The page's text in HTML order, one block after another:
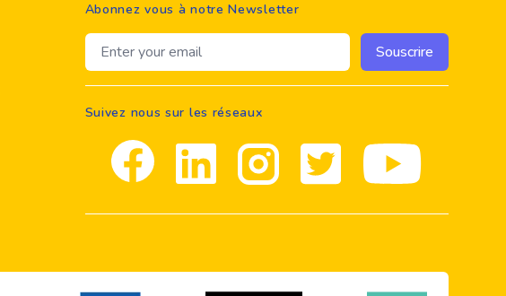
Abonnez vous à notre Newsletter
Email address Souscrire
Suivez nous sur les réseaux
Facebook Linkedin Instagram Twitter youtube